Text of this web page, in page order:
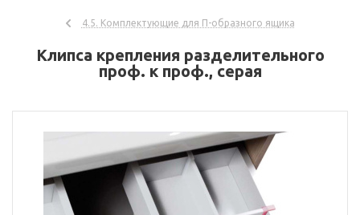
4.5. Комплектующие для П-образного ящика
Клипса крепления разделительного
проф. к проф., серая